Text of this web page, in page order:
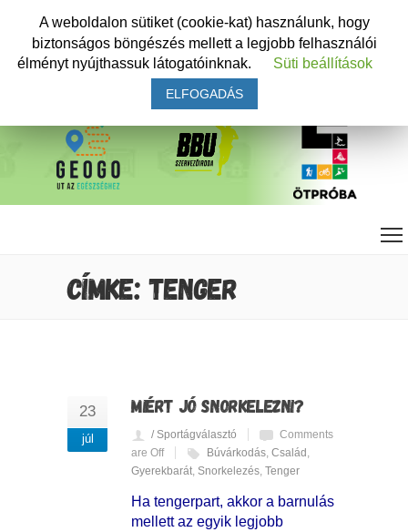
CÍMKE: TENGER
23
júl
MIÉRT JÓ SNORKELEZNI?
/ Sportágválasztó
Comments
are Off
Búvárkodás, Család,
Gyerekbarát, Snorkelezés, Tenger
Ha tengerpart, akkor a barnulás
mellett az egyik legjobb
A weboldalon sütiket (cookie-kat) használunk, hogy
biztonságos böngészés mellett a legjobb felhasználói
élményt nyújthassuk látogatóinknak.
Süti beállítások
ELFOGADÁS